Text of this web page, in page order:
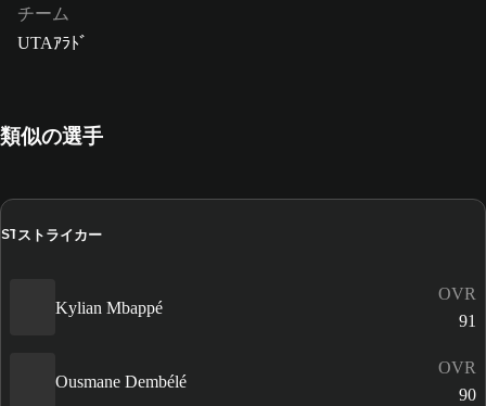
チーム
UTAｱﾗﾄﾞ
類似の選手
ST ストライカー
Kylian Mbappé
OVR
91
Ousmane Dembélé
OVR
90